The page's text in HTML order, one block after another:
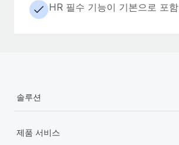
HR 필수 기능이 기본으로 포함
솔루션
제품 서비스